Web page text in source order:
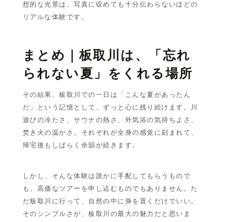
想的な光景は、写真に収めても十分伝わらないほどの
リアルな体験です。
まとめ｜板取川は、「忘れ
られない夏」をくれる場所
その結果、板取川での一日は「こんな夏があったん
だ」という記憶として、ずっと心に残り続けます。川
遊びの冷たさ、サウナの熱さ、外気浴の気持ちよさ、
焚き火の温かさ。それぞれが全身の感覚に刻まれて、
帰宅後もしばらく余韻が続きます。
しかし、そんな体験は誰かに手配してもらうもので
も、高価なツアーを申し込むものでもありません。た
だ板取川に行って、自然の中に身を置くだけでいい。
そのシンプルさが、板取川の最大の魅力だと思いま